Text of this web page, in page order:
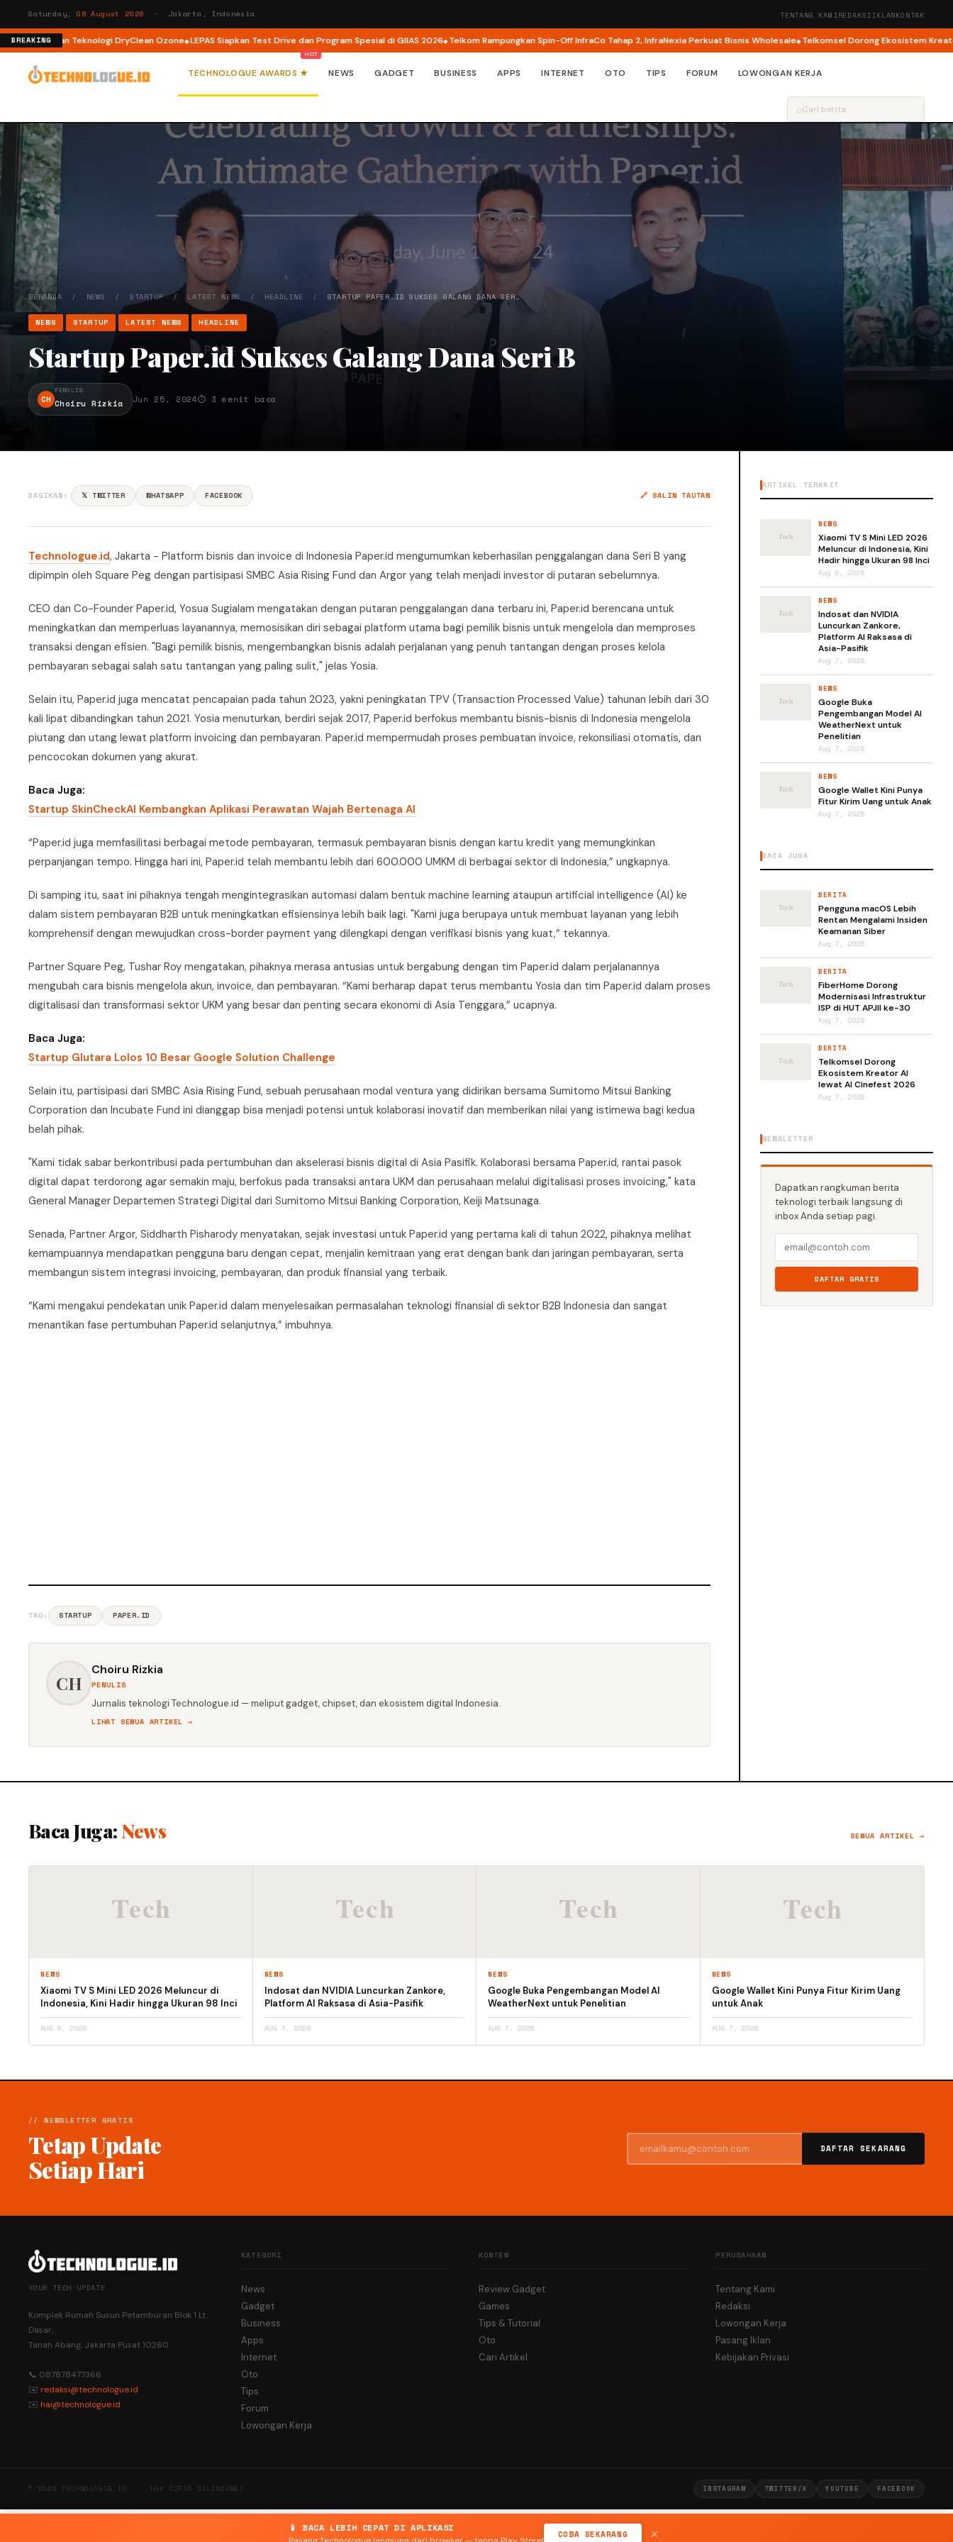
Saturday, 08 August 2026 · Jakarta, Indonesia TENTANG KAMIREDAKSIIKLANKONTAK
BREAKINGTeknologi DryClean Ozone LEPAS Siapkan Test Drive dan Program Spesial di GIIAS 2026 Telkom Rampungkan Spin-Off InfraCo Tahap 2, InfraNexia Perkuat Bisnis Wholesale Telkomsel Dorong Ekosistem Kreator AI
TECHNOLOGUE AWARDS ★ NEWS GADGET BUSINESS APPS INTERNET OTO TIPS FORUM LOWONGAN KERJA
⌕
📱 BACA LEBIH CEPAT DI APLIKASI
COBA SEKARANG ✕
BERANDA / NEWS / STARTUP/ LATEST NEWS / HEADLINE / STARTUP PAPER.ID SUKSES GALANG DANA SER…
NEWS STARTUP LATEST NEWS HEADLINE
Startup Paper.id Sukses Galang Dana Seri B
CH
PENULIS
Choiru Rizkia Jun 25, 2024⏱ 3 menit baca
BAGIKAN: 𝕏 TWITTER WHATSAPP FACEBOOK 🔗 SALIN TAUTAN
Technologue.id, Jakarta - Platform bisnis dan invoice di Indonesia Paper.id mengumumkan keberhasilan penggalangan dana Seri B yang
dipimpin oleh Square Peg dengan partisipasi SMBC Asia Rising Fund dan Argor yang telah menjadi investor di putaran sebelumnya.
CEO dan Co-Founder Paper.id, Yosua Sugialam mengatakan dengan putaran penggalangan dana terbaru ini, Paper.id berencana untuk
meningkatkan dan memperluas layanannya, memosisikan diri sebagai platform utama bagi pemilik bisnis untuk mengelola dan memproses
transaksi dengan efisien. "Bagi pemilik bisnis, mengembangkan bisnis adalah perjalanan yang penuh tantangan dengan proses kelola
pembayaran sebagai salah satu tantangan yang paling sulit," jelas Yosia.
Selain itu, Paper.id juga mencatat pencapaian pada tahun 2023, yakni peningkatan TPV (Transaction Processed Value) tahunan lebih dari 30
kali lipat dibandingkan tahun 2021. Yosia menuturkan, berdiri sejak 2017, Paper.id berfokus membantu bisnis-bisnis di Indonesia mengelola
piutang dan utang lewat platform invoicing dan pembayaran. Paper.id mempermudah proses pembuatan invoice, rekonsiliasi otomatis, dan
pencocokan dokumen yang akurat.
Baca Juga:
Startup SkinCheckAI Kembangkan Aplikasi Perawatan Wajah Bertenaga AI
“Paper.id juga memfasilitasi berbagai metode pembayaran, termasuk pembayaran bisnis dengan kartu kredit yang memungkinkan
perpanjangan tempo. Hingga hari ini, Paper.id telah membantu lebih dari 600.000 UMKM di berbagai sektor di Indonesia,” ungkapnya.
Di samping itu, saat ini pihaknya tengah mengintegrasikan automasi dalam bentuk machine learning ataupun artificial intelligence (AI) ke
dalam sistem pembayaran B2B untuk meningkatkan efisiensinya lebih baik lagi. "Kami juga berupaya untuk membuat layanan yang lebih
komprehensif dengan mewujudkan cross-border payment yang dilengkapi dengan verifikasi bisnis yang kuat,” tekannya.
Partner Square Peg, Tushar Roy mengatakan, pihaknya merasa antusias untuk bergabung dengan tim Paper.id dalam perjalanannya
mengubah cara bisnis mengelola akun, invoice, dan pembayaran. “Kami berharap dapat terus membantu Yosia dan tim Paper.id dalam proses
digitalisasi dan transformasi sektor UKM yang besar dan penting secara ekonomi di Asia Tenggara,” ucapnya.
Baca Juga:
Startup Glutara Lolos 10 Besar Google Solution Challenge
Selain itu, partisipasi dari SMBC Asia Rising Fund, sebuah perusahaan modal ventura yang didirikan bersama Sumitomo Mitsui Banking
Corporation dan Incubate Fund ini dianggap bisa menjadi potensi untuk kolaborasi inovatif dan memberikan nilai yang istimewa bagi kedua
belah pihak.
"Kami tidak sabar berkontribusi pada pertumbuhan dan akselerasi bisnis digital di Asia Pasifik. Kolaborasi bersama Paper.id, rantai pasok
digital dapat terdorong agar semakin maju, berfokus pada transaksi antara UKM dan perusahaan melalui digitalisasi proses invoicing," kata
General Manager Departemen Strategi Digital dari Sumitomo Mitsui Banking Corporation, Keiji Matsunaga.
Senada, Partner Argor, Siddharth Pisharody menyatakan, sejak investasi untuk Paper.id yang pertama kali di tahun 2022, pihaknya melihat
kemampuannya mendapatkan pengguna baru dengan cepat, menjalin kemitraan yang erat dengan bank dan jaringan pembayaran, serta
membangun sistem integrasi invoicing, pembayaran, dan produk finansial yang terbaik.
“Kami mengakui pendekatan unik Paper.id dalam menyelesaikan permasalahan teknologi finansial di sektor B2B Indonesia dan sangat
menantikan fase pertumbuhan Paper.id selanjutnya,” imbuhnya.
TAG: STARTUP PAPER.ID
CH
Choiru Rizkia
PENULIS
Jurnalis teknologi Technologue.id — meliput gadget, chipset, dan ekosistem digital Indonesia.
LIHAT SEMUA ARTIKEL →
ARTIKEL TERKAIT
NEWS
Xiaomi TV S Mini LED 2026
Meluncur di Indonesia, Kini
Hadir hingga Ukuran 98 Inci
Aug 6, 2026
NEWS
Indosat dan NVIDIA
Luncurkan Zankore,
Platform AI Raksasa di
Asia-Pasifik
Aug 7, 2026
NEWS
Google Buka
Pengembangan Model AI
WeatherNext untuk
Penelitian
Aug 7, 2026
NEWS
Google Wallet Kini Punya
Fitur Kirim Uang untuk Anak
Aug 7, 2026
BACA JUGA
BERITA
Pengguna macOS Lebih
Rentan Mengalami Insiden
Keamanan Siber
Aug 7, 2026
BERITA
FiberHome Dorong
Modernisasi Infrastruktur
ISP di HUT APJII ke-30
Aug 7, 2026
BERITA
Telkomsel Dorong
Ekosistem Kreator AI
lewat AI Cinefest 2026
Aug 7, 2026
NEWSLETTER
Dapatkan rangkuman berita
teknologi terbaik langsung di
inbox Anda setiap pagi.
DAFTAR GRATIS
Baca Juga: News SEMUA ARTIKEL →
NEWS
Xiaomi TV S Mini LED 2026 Meluncur di
Indonesia, Kini Hadir hingga Ukuran 98 Inci
AUG 6, 2026
NEWS
Indosat dan NVIDIA Luncurkan Zankore,
Platform AI Raksasa di Asia-Pasifik
AUG 7, 2026
NEWS
Google Buka Pengembangan Model AI
WeatherNext untuk Penelitian
AUG 7, 2026
NEWS
Google Wallet Kini Punya Fitur Kirim Uang
untuk Anak
AUG 7, 2026
// NEWSLETTER GRATIS
Tetap Update
Setiap Hari
DAFTAR SEKARANG
YOUR TECH UPDATE
Komplek Rumah Susun Petamburan Blok 1 Lt.
Dasar,
Tanah Abang, Jakarta Pusat 10260
📞 087878477366
✉️ redaksi@technologue.id
✉️ hai@technologue.id
KATEGORI
News
Gadget
Business
Apps
Internet
Oto
Tips
Forum
Lowongan Kerja
KONTEN
Review Gadget
Games
Tips & Tutorial
Oto
Cari Artikel
PERUSAHAAN
Tentang Kami
Redaksi
Lowongan Kerja
Pasang Iklan
Kebijakan Privasi
© 2026 TECHNOLOGUE.ID · HAK CIPTA DILINDUNGI INSTAGRAM TWITTER/X YOUTUBE FACEBOOK